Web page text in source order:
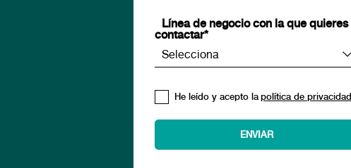
Línea de negocio con la que quieres
contactar*
He leído y acepto la política de privacidad